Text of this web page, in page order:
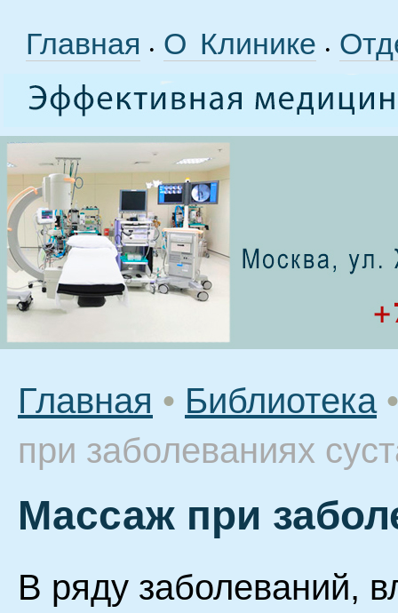
Главная • О Клинике •
Главная • Библиотека •
при заболеваниях
Массаж при
В ряду заболеваний,